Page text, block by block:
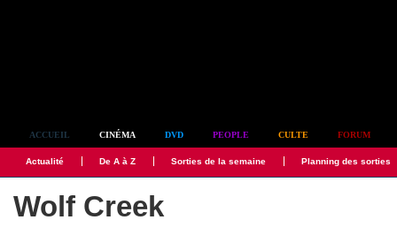
ACCUEIL CINÉMA DVD PEOPLE CULTE FORUM
Actualité De A à Z Sorties de la semaine Planning des sorties
Wolf Creek